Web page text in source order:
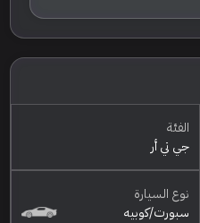
الفئة
جي تي أر
نوع السيارة
سبورت/كوبيه